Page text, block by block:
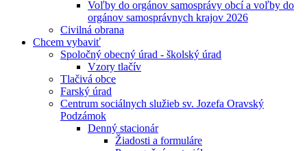
Voľby do orgánov samosprávy obcí a voľby do
orgánov samosprávnych krajov 2026
Civilná obrana
Chcem vybaviť
Spoločný obecný úrad - školský úrad
Vzory tlačív
Tlačivá obce
Farský úrad
Centrum sociálnych služieb sv. Jozefa Oravský
Podzámok
Denný stacionár
Žiadosti a formuláre